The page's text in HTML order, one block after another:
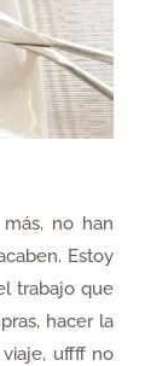
no han
Estoy
trabajo que
hacer la
uffff no